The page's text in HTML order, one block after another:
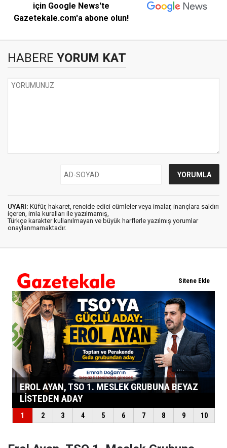
için Google News'te
Gazetekale.com'a abone olun!
HABERE YORUM KAT
UYARI: Küfür, hakaret, rencide edici cümleler veya imalar, inançlara saldırı
içeren, imla kuralları ile yazılmamış,
Türkçe karakter kullanılmayan ve büyük harflerle yazılmış yorumlar
onaylanmamaktadır.